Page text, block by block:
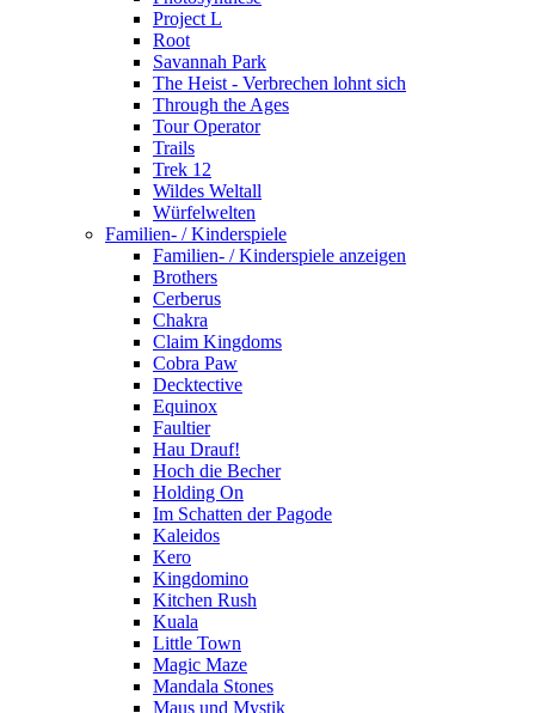
Project L
Root
Savannah Park
The Heist - Verbrechen lohnt sich
Through the Ages
Tour Operator
Trails
Trek 12
Wildes Weltall
Würfelwelten
Familien- / Kinderspiele
Familien- / Kinderspiele anzeigen
Brothers
Cerberus
Chakra
Claim Kingdoms
Cobra Paw
Decktective
Equinox
Faultier
Hau Drauf!
Hoch die Becher
Holding On
Im Schatten der Pagode
Kaleidos
Kero
Kingdomino
Kitchen Rush
Kuala
Little Town
Magic Maze
Mandala Stones
Maus und Mystik